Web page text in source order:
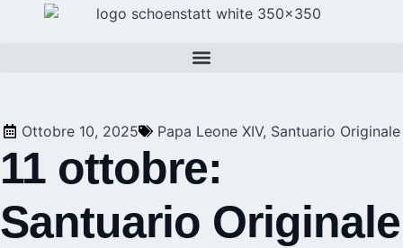
Ottobre 10, 2025 Papa Leone XIV, Santuario Originale
11 ottobre: ​​
Santuario Originale